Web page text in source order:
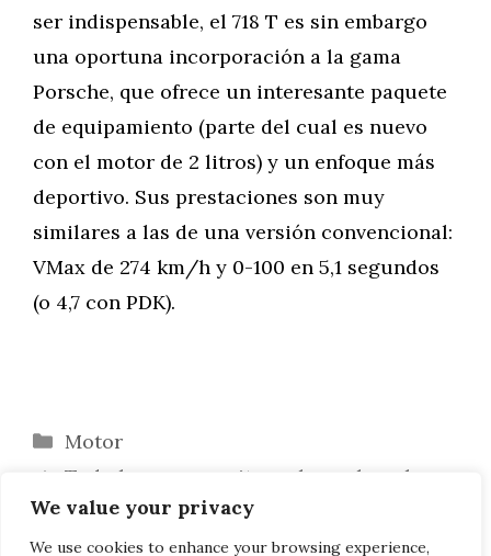
We value your privacy
We use cookies to enhance your browsing experience,
ser indispensable, el 718 T es sin embargo
una oportuna incorporación a la gama
Porsche, que ofrece un interesante paquete
de equipamiento (parte del cual es nuevo
con el motor de 2 litros) y un enfoque más
deportivo. Sus prestaciones son muy
similares a las de una versión convencional:
VMax de 274 km/h y 0-100 en 5,1 segundos
(o 4,7 con PDK).
Categorías
Motor
Todo lo que necesitas saber sobre el
Tesla Model 3 (precio, prestaciones,
autonomía)